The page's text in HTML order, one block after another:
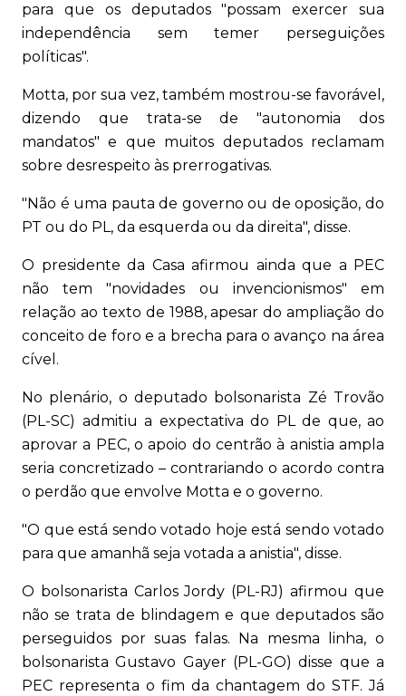
para que os deputados "possam exercer sua
independência sem temer perseguições
políticas".
Motta, por sua vez, também mostrou-se favorável,
dizendo que trata-se de "autonomia dos
mandatos" e que muitos deputados reclamam
sobre desrespeito às prerrogativas.
"Não é uma pauta de governo ou de oposição, do
PT ou do PL, da esquerda ou da direita", disse.
O presidente da Casa afirmou ainda que a PEC
não tem "novidades ou invencionismos" em
relação ao texto de 1988, apesar do ampliação do
conceito de foro e a brecha para o avanço na área
cível.
No plenário, o deputado bolsonarista Zé Trovão
(PL-SC) admitiu a expectativa do PL de que, ao
aprovar a PEC, o apoio do centrão à anistia ampla
seria concretizado – contrariando o acordo contra
o perdão que envolve Motta e o governo.
"O que está sendo votado hoje está sendo votado
para que amanhã seja votada a anistia", disse.
O bolsonarista Carlos Jordy (PL-RJ) afirmou que
não se trata de blindagem e que deputados são
perseguidos por suas falas. Na mesma linha, o
bolsonarista Gustavo Gayer (PL-GO) disse que a
PEC representa o fim da chantagem do STF. Já